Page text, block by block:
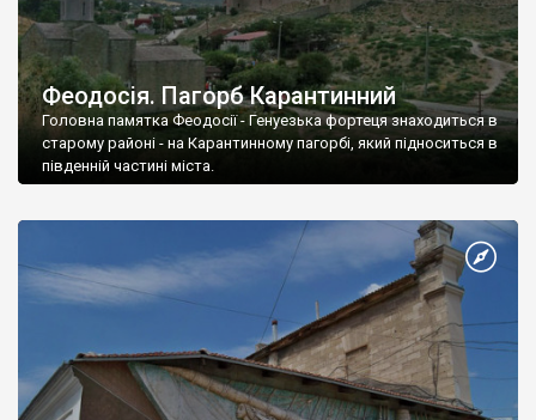
Феодосія. Пагорб Карантинний
Головна памятка Феодосії - Генуезька фортеця знаходиться в
старому районі - на Карантинному пагорбі, який підноситься в
південній частині міста.